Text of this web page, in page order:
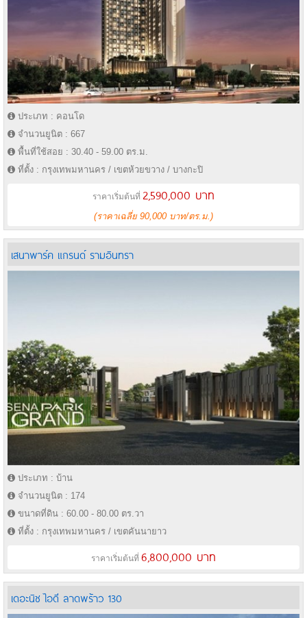
ประเภท : คอนโด
จำนวนยูนิต : 667
พื้นที่ใช้สอย : 30.40 - 59.00 ตร.ม.
ที่ตั้ง : กรุงเทพมหานคร / เขตห้วยขวาง / บางกะปิ
ราคาเริ่มต้นที่ 2,590,000 บาท
(ราคาเฉลี่ย 90,000 บาท/ตร.ม.)
เสนาพาร์ค แกรนด์ รามอินทรา
ประเภท : บ้าน
จำนวนยูนิต : 174
ขนาดที่ดิน : 60.00 - 80.00 ตร.วา
ที่ตั้ง : กรุงเทพมหานคร / เขตคันนายาว
ราคาเริ่มต้นที่ 6,800,000 บาท
เดอะนิช ไอดี ลาดพร้าว 130